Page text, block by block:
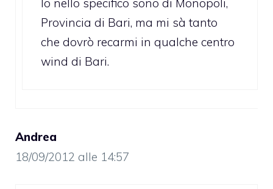
Provincia di Bari, ma mi sà tanto
che dovrò recarmi in qualche centro
wind di Bari.
Andrea
18/09/2012 alle 14:57